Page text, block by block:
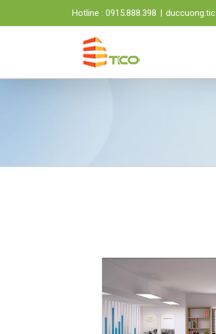
Hotline : 0915.888.398 |